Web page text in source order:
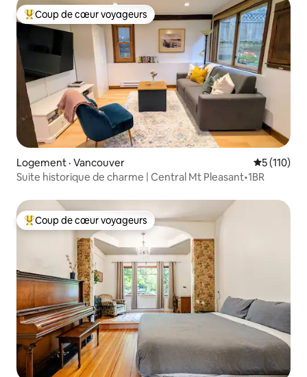
Coup de cœur voyageurs parmi les plus aimés
Coup de cœur voyageurs
Logement · Vancouver Note
5 (110)
Suite historique de charme | Central Mt Pleasant•1BR
Coup de cœur voyageurs parmi les plus aimés
Coup de cœur voyageurs